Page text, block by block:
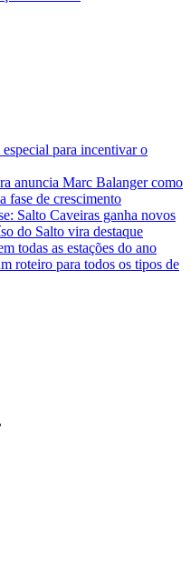
para incentivar o
anuncia Marc Balanger como
fase de crescimento
Salto Caveiras ganha novos
do Salto vira destaque
todas as estações do ano
roteiro para todos os tipos de